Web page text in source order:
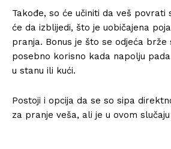
Takođe, so će učiniti da veš povrati
će da izblijedi, što je uobičajena
pranja. Bonus je što se odjeća brže
posebno korisno kada napolju
u stanu ili kući.
Postoji i opcija da se so sipa
za pranje veša, ali je u ovom